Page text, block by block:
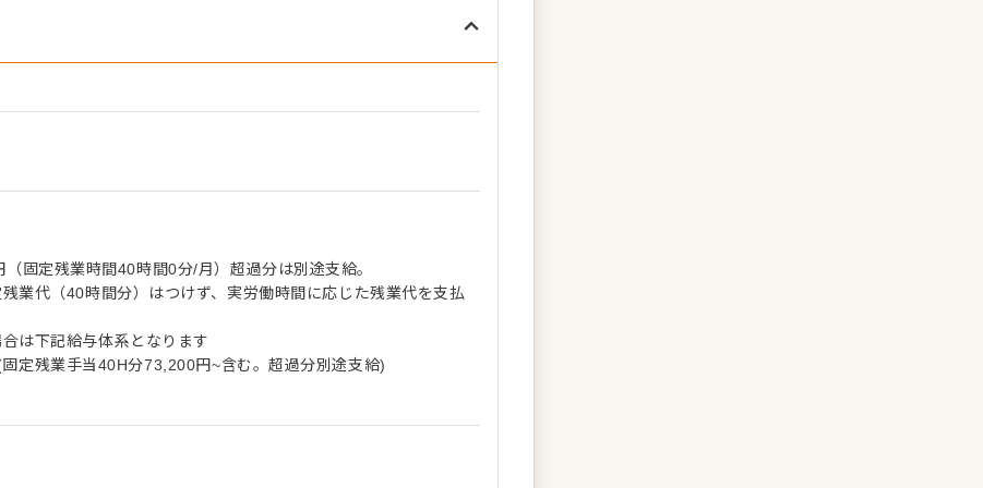
固定残業時間40時間0分/月）超過分は別途支給。
業代（40時間分）はつけず、実労働時間に応じた残業代を支払
は下記給与体系となります
定残業手当40H分73,200円~含む。超過分別途支給)